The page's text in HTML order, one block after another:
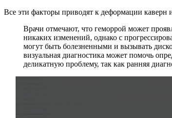
Все эти факторы приводят к деформации каверн
Врачи отмечают, что геморрой может
никаких изменений, однако с
могут быть болезненными и вызывать
визуальная диагностика может помочь
деликатную проблему, так как ранняя